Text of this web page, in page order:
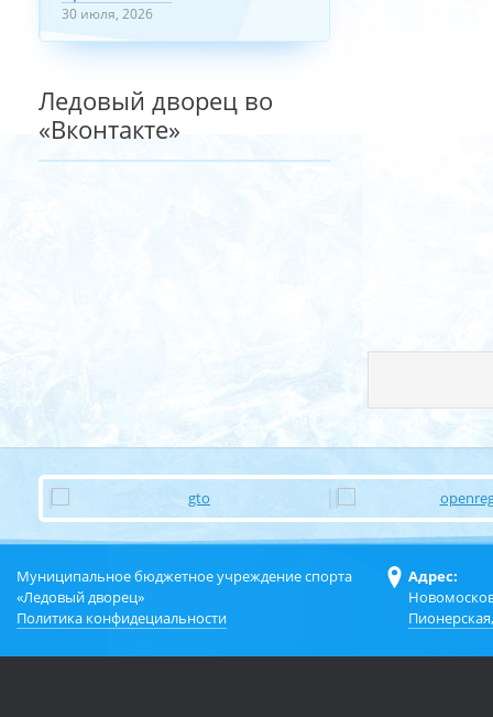
30 июля, 2026
Ледовый дворец во
«Вконтакте»
Муниципальное бюджетное учреждение спорта
«Ледовый дворец»
Политика конфидециальности
Адрес: